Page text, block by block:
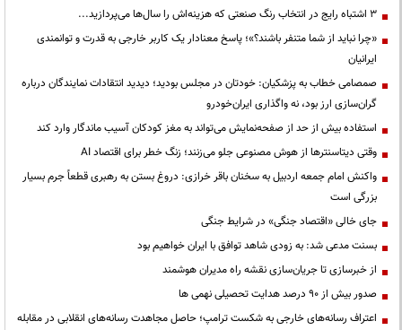
3 اشتباه رایج در انتخاب رنگ صنعتی که هزینه‌اش را سال‌ها می‌پردازید...
«چرا نباید از شما متنفر باشند؟»؛ پاسخ معنادار یک کاربر خارجی به قدرت و توانمندی
ایرانیان
صمصامی خطاب به پزشکیان: خودتان در مجلس بودید؛ دیدید انتقادات نمایندگان درباره
گران‌سازی ارز بود، نه واگذاری ایران‌خودرو
استفاده بیش از حد از صفحه‌نمایش می‌تواند به مغز کودکان آسیب ماندگار وارد کند
وقتی دیتاسنترها از هوش مصنوعی جلو می‌زنند؛ زنگ خطر برای اقتصاد AI
واکنش امام جمعه اردبیل به سخنان باقر خرازی: دروغ بستن به رهبری قطعاً جرم بسیار
بزرگی است
جای خالی «اقتصاد جنگی» در شرایط جنگی
بسنت مدعی شد: به زودی شاهد توافق با ایران خواهیم بود
از خبرسازی تا جریان‌سازی نقشه راه مدیران هوشمند
صدور بیش از ۹۰ درصد هدایت تحصیلی نهمی ها
اعتراف رسانه‌های خارجی به شکست ترامپ؛ حاصل مجاهدت رسانه‌های انقلابی در مقابله